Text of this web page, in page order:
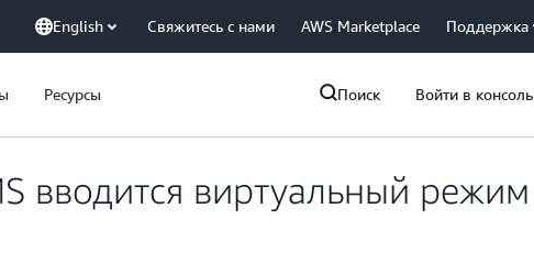
English Свяжитесь с нами AWS Marketplace Поддержка
Ресурсы Поиск Войти в консоль
вводится виртуальный режим